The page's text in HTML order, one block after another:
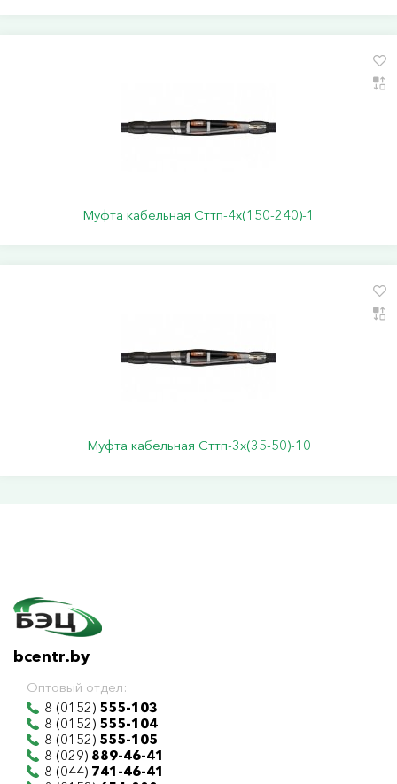
Муфта кабельная Сттп-4х(150-240)-1
Муфта кабельная Сттп-3х(35-50)-10
bcentr.by
Оптовый отдел:
8 (0152) 555-103
8 (0152) 555-104
8 (0152) 555-105
8 (029) 889-46-41
8 (044) 741-46-41